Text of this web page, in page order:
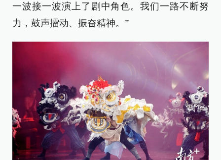
一波接一波演上了剧中角色。我们一路不断努
力，鼓声擂动、振奋精神。”